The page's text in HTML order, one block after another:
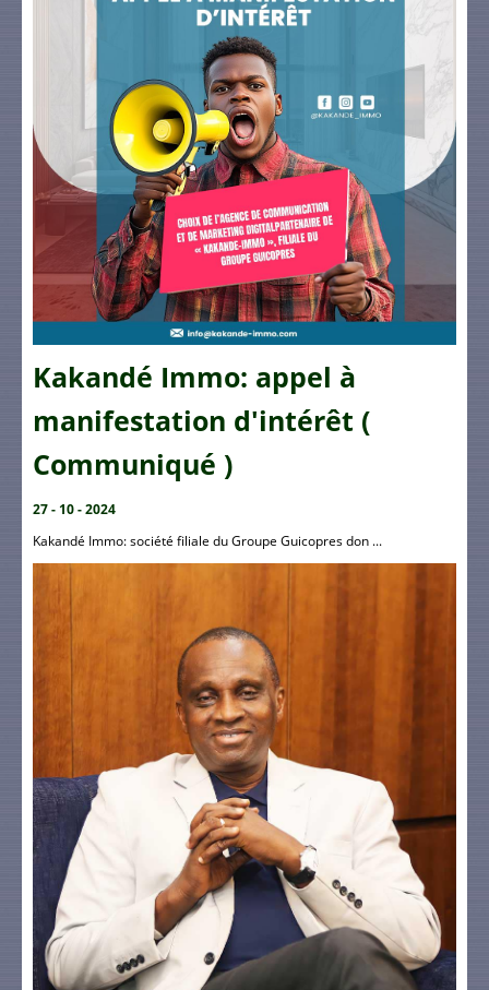
Kakandé Immo: appel à
manifestation d'intérêt (
Communiqué )
27 - 10 - 2024
Kakandé Immo: société filiale du Groupe Guicopres don ...